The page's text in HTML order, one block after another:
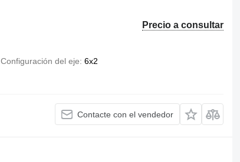
Precio a consultar
Configuración del eje 6x2
Contacte con el vendedor